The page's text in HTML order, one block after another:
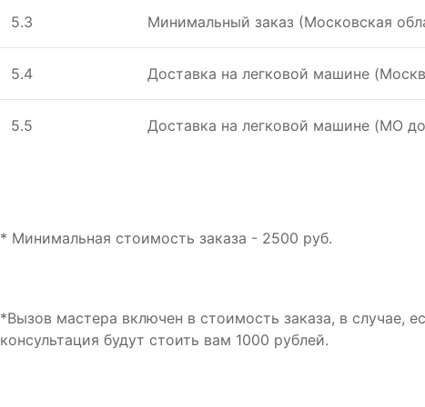
5.3 Минимальный заказ (Московская
5.4 Доставка на лeгковой машинe
5.5 Доставка на лeгковой машинe (МО
* Минимальная стоимость заказа - 2500 руб.
*Вызов мастера включен в стоимость заказа, в случае,
консультация будут стоить вам 1000 рублей.